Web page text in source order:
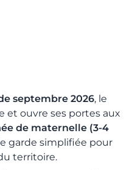
septembre 2026, le
et ouvre ses portes aux
de maternelle (3-4
garde simplifiée pour
territoire.